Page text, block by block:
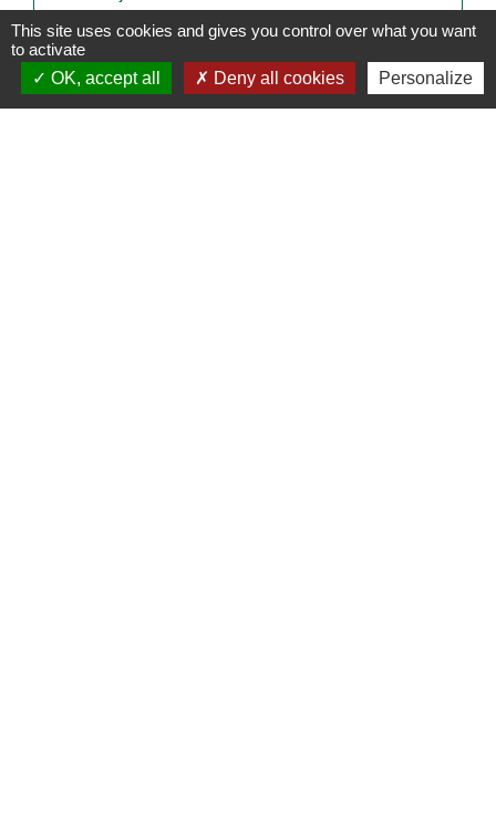
RSA parent isolé
Véhicule en leasing : comment signaler un
changement sur la carte grise ?
This site uses cookies and gives you control over what you want
to activate
OK, accept all
Deny all cookies Personalize